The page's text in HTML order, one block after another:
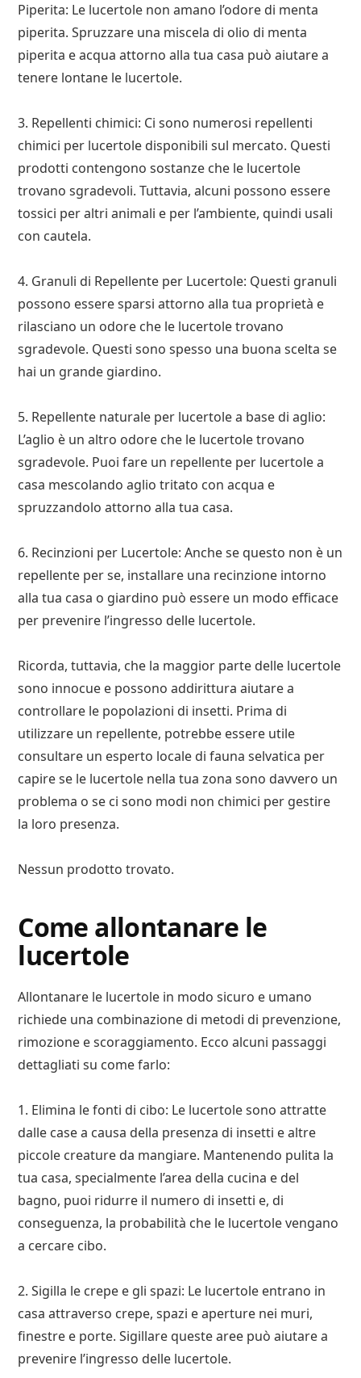
Piperita: Le lucertole non amano l’odore di menta
piperita. Spruzzare una miscela di olio di menta
piperita e acqua attorno alla tua casa può aiutare a
tenere lontane le lucertole.
3. Repellenti chimici: Ci sono numerosi repellenti
chimici per lucertole disponibili sul mercato. Questi
prodotti contengono sostanze che le lucertole
trovano sgradevoli. Tuttavia, alcuni possono essere
tossici per altri animali e per l’ambiente, quindi usali
con cautela.
4. Granuli di Repellente per Lucertole: Questi granuli
possono essere sparsi attorno alla tua proprietà e
rilasciano un odore che le lucertole trovano
sgradevole. Questi sono spesso una buona scelta se
hai un grande giardino.
5. Repellente naturale per lucertole a base di aglio:
L’aglio è un altro odore che le lucertole trovano
sgradevole. Puoi fare un repellente per lucertole a
casa mescolando aglio tritato con acqua e
spruzzandolo attorno alla tua casa.
6. Recinzioni per Lucertole: Anche se questo non è un
repellente per se, installare una recinzione intorno
alla tua casa o giardino può essere un modo efficace
per prevenire l’ingresso delle lucertole.
Ricorda, tuttavia, che la maggior parte delle lucertole
sono innocue e possono addirittura aiutare a
controllare le popolazioni di insetti. Prima di
utilizzare un repellente, potrebbe essere utile
consultare un esperto locale di fauna selvatica per
capire se le lucertole nella tua zona sono davvero un
problema o se ci sono modi non chimici per gestire
la loro presenza.
Nessun prodotto trovato.
Come allontanare le
lucertole
Allontanare le lucertole in modo sicuro e umano
richiede una combinazione di metodi di prevenzione,
rimozione e scoraggiamento. Ecco alcuni passaggi
dettagliati su come farlo:
1. Elimina le fonti di cibo: Le lucertole sono attratte
dalle case a causa della presenza di insetti e altre
piccole creature da mangiare. Mantenendo pulita la
tua casa, specialmente l’area della cucina e del
bagno, puoi ridurre il numero di insetti e, di
conseguenza, la probabilità che le lucertole vengano
a cercare cibo.
2. Sigilla le crepe e gli spazi: Le lucertole entrano in
casa attraverso crepe, spazi e aperture nei muri,
finestre e porte. Sigillare queste aree può aiutare a
prevenire l’ingresso delle lucertole.